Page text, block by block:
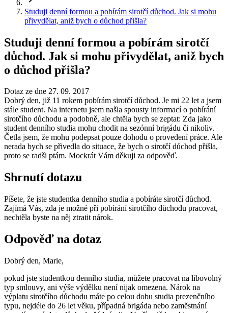
Studuji denní formou a pobírám sirotčí důchod. Jak si mohu
přivydělat, aniž bych o důchod přišla?
Studuji denní formou a pobírám sirotčí
důchod. Jak si mohu přivydělat, aniž bych
o důchod přišla?
Dotaz ze dne 27. 09. 2017
Dobrý den, již 11 rokem pobírám sirotčí důchod. Je mi 22 let a jsem
stále student. Na internetu jsem našla spousty informací o pobírání
sirotčího důchodu a podobně, ale chtěla bych se zeptat: Zda jako
student denního studia mohu chodit na sezónní brigádu či nikoliv.
Četla jsem, že mohu podepsat pouze dohodu o provedení práce. Ale
nerada bych se přivedla do situace, že bych o sirotčí důchod přišla,
proto se radši ptám. Mockrát Vám děkuji za odpověď.
Shrnutí dotazu
Píšete, že jste studentka denního studia a pobíráte sirotčí důchod.
Zajímá Vás, zda je možné při pobírání sirotčího důchodu pracovat,
nechtěla byste na něj ztratit nárok.
Odpověď na dotaz
Dobrý den, Marie,
pokud jste studentkou denního studia, můžete pracovat na libovolný
typ smlouvy, ani výše výdělku není nijak omezena. Nárok na
výplatu sirotčího důchodu máte po celou dobu studia prezenčního
typu, nejdéle do 26 let věku, případná brigáda nebo zaměstnání